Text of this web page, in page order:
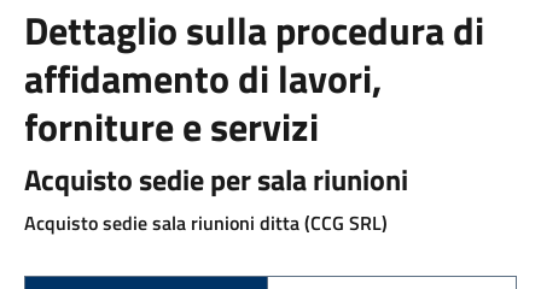
Dettaglio sulla procedura di
affidamento di lavori,
forniture e servizi
Acquisto sedie per sala riunioni
Acquisto sedie sala riunioni ditta (CCG SRL)